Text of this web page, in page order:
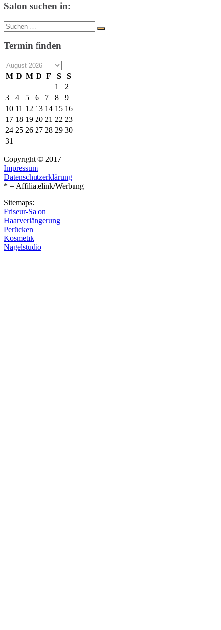
Salon suchen in:
Suche
nach:
Suchen
Termin finden
M D M D F S
S
1
2
3
4 5 6 7 8
9
10 11 12 13 14 15 16
17 18 19 20 21 22 23
24 25 26 27 28 29 30
31
Copyright © 2017
Impressum
Datenschutzerklärung
* = Affiliatelink/Werbung
Sitemaps:
Friseur-Salon
Haarverlängerung
Perücken
Kosmetik
Nagelstudio